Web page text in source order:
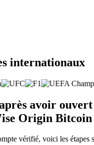
internationaux
avoir
Origin Bitcoin
vérifié, voici les étapes